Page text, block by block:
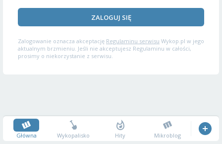
ZALOGUJ SIĘ
Zalogowanie oznacza akceptację Regulaminu serwisu Wykop.pl w jego
aktualnym brzmieniu. Jeśli nie akceptujesz Regulaminu w całości,
prosimy o niekorzystanie z serwisu.
Główna Wykopalisko Hity Mikroblog